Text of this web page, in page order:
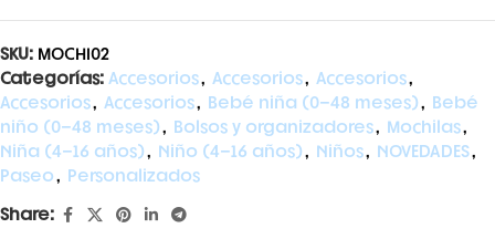
SKU: MOCHI02
Categorías: Accesorios, Accesorios, Accesorios,
Accesorios, Accesorios, Bebé niña (0-48 meses), Bebé
niño (0-48 meses), Bolsos y organizadores, Mochilas,
Niña (4-16 años), Niño (4-16 años), Niños, NOVEDADES,
Paseo, Personalizados
Share: